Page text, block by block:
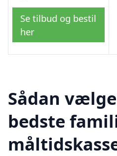
Se tilbud og bestil
her
Sådan
bedste